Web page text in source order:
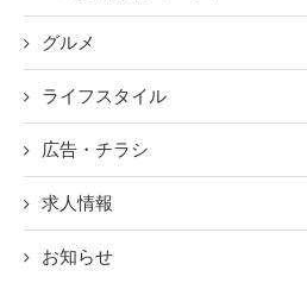
グルメ
ライフスタイル
広告・チラシ
求人情報
お知らせ